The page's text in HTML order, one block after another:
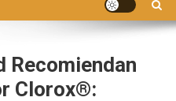
Recomiendan
Clorox®: